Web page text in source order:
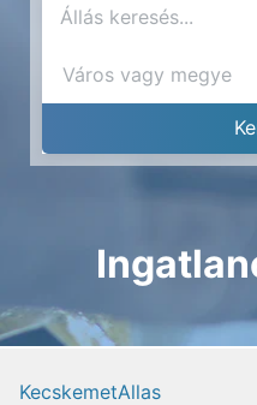
KecskemetAllas